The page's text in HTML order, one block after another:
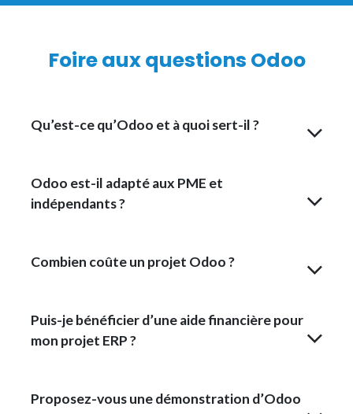
Foire aux questions Odoo
Qu’est-ce qu’Odoo et à quoi sert-il ?
Odoo est-il adapté aux PME et
indépendants ?
Combien coûte un projet Odoo ?
Puis-je bénéficier d’une aide financière pour
mon projet ERP ?
Proposez-vous une démonstration d’Odoo